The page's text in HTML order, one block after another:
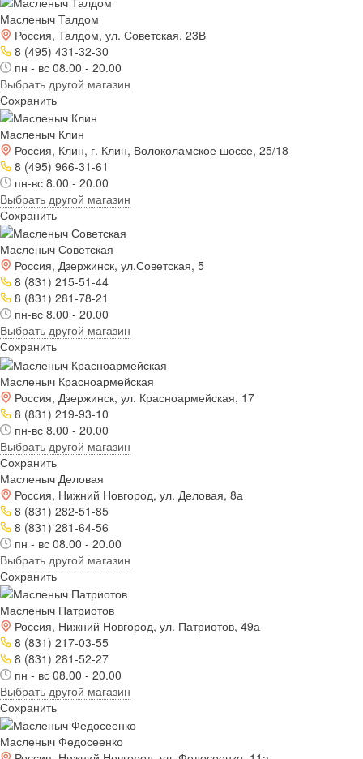
Масленыч Талдом
Россия, Талдом, ул. Советская, 23В
8 (495) 431-32-30
пн - вс 08.00 - 20.00
Выбрать другой магазин
Сохранить
Масленыч Клин
Россия, Клин, г. Клин, Волоколамское шоссе, 25/18
8 (495) 966-31-61
пн-вс 8.00 - 20.00
Выбрать другой магазин
Сохранить
Масленыч Советская
Россия, Дзержинск, ул.Советская, 5
8 (831) 215-51-44
8 (831) 281-78-21
пн-вс 8.00 - 20.00
Выбрать другой магазин
Сохранить
Масленыч Красноармейская
Россия, Дзержинск, ул. Красноармейская, 17
8 (831) 219-93-10
пн-вс 8.00 - 20.00
Выбрать другой магазин
Сохранить
Масленыч Деловая
Россия, Нижний Новгород, ул. Деловая, 8а
8 (831) 282-51-85
8 (831) 281-64-56
пн - вс 08.00 - 20.00
Выбрать другой магазин
Сохранить
Масленыч Патриотов
Россия, Нижний Новгород, ул. Патриотов, 49а
8 (831) 217-03-55
8 (831) 281-52-27
пн - вс 08.00 - 20.00
Выбрать другой магазин
Сохранить
Масленыч Федосеенко